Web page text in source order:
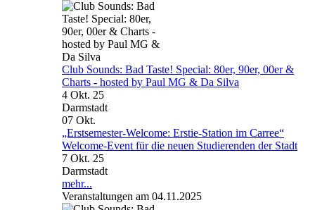
Club Sounds: Bad Taste! Special: 80er, 90er, 00er &
Charts - hosted by Paul MG & Da Silva
4 Okt. 25
Darmstadt
07 Okt.
„Erstsemester-Welcome: Erstie-Station im Carree“
Welcome-Event für die neuen Studierenden der Stadt
7 Okt. 25
Darmstadt
mehr...
Veranstaltungen am 04.11.2025